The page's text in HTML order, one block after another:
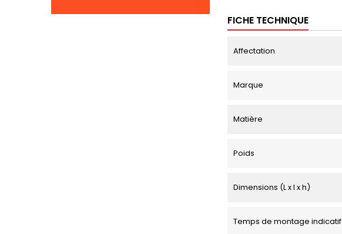
FICHE TECHNIQUE
Affectation
Marque
Matière
Poids
Dimensions (L x l x h)
Temps de montage indicatif